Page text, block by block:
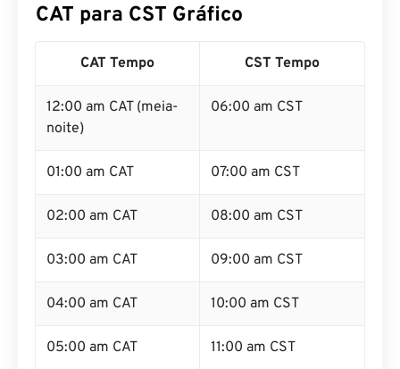
CAT para CST Gráfico
CAT Tempo CST Tempo
12:00 am CAT (meia-
noite)
06:00 am CST
01:00 am CAT 07:00 am CST
02:00 am CAT 08:00 am CST
03:00 am CAT 09:00 am CST
04:00 am CAT 10:00 am CST
05:00 am CAT 11:00 am CST